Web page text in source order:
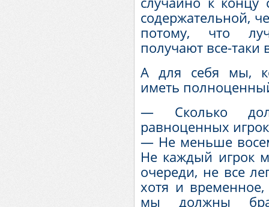
содержательной,
потому, что
получают все-таки
А для себя мы,
иметь
— Сколько
равноценных
— Не меньше
Не каждый игрок
очереди, не все
хотя и
мы должны